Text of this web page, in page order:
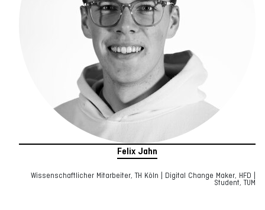
Felix Jahn
Wissenschaftlicher Mitarbeiter, TH Köln | Digital Change Maker, HFD |
Student, TUM